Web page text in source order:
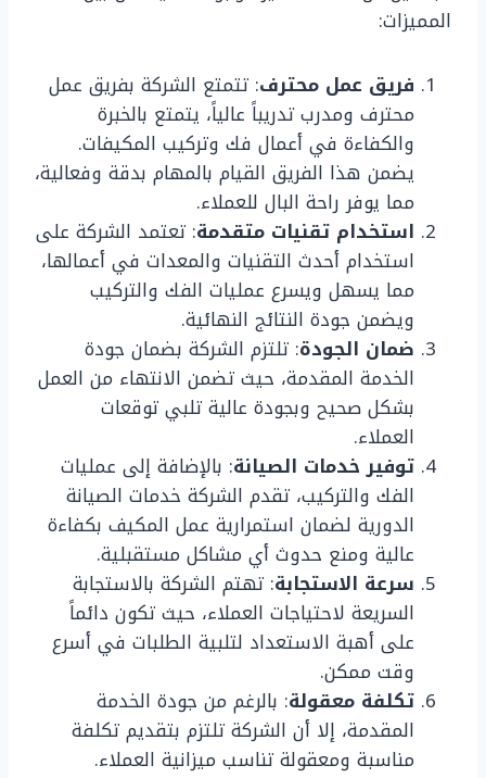
المميزات:
فريق عمل محترف: تتمتع الشركة بفريق عمل
محترف ومدرب تدريباً عالياً، يتمتع بالخبرة
والكفاءة في أعمال فك وتركيب المكيفات.
يضمن هذا الفريق القيام بالمهام بدقة وفعالية،
مما يوفر راحة البال للعملاء.
استخدام تقنيات متقدمة: تعتمد الشركة على
استخدام أحدث التقنيات والمعدات في أعمالها،
مما يسهل ويسرع عمليات الفك والتركيب
ويضمن جودة النتائج النهائية.
ضمان الجودة: تلتزم الشركة بضمان جودة
الخدمة المقدمة، حيث تضمن الانتهاء من العمل
بشكل صحيح وبجودة عالية تلبي توقعات
العملاء.
توفير خدمات الصيانة: بالإضافة إلى عمليات
الفك والتركيب، تقدم الشركة خدمات الصيانة
الدورية لضمان استمرارية عمل المكيف بكفاءة
عالية ومنع حدوث أي مشاكل مستقبلية.
سرعة الاستجابة: تهتم الشركة بالاستجابة
السريعة لاحتياجات العملاء، حيث تكون دائماً
على أهبة الاستعداد لتلبية الطلبات في أسرع
وقت ممكن.
تكلفة معقولة: بالرغم من جودة الخدمة
المقدمة، إلا أن الشركة تلتزم بتقديم تكلفة
مناسبة ومعقولة تناسب ميزانية العملاء.